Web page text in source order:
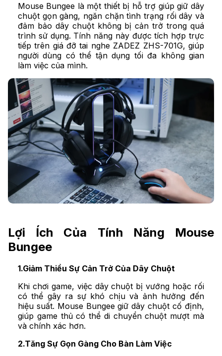
Mouse Bungee là một thiết bị hỗ trợ giúp giữ dây
chuột gọn gàng, ngăn chặn tình trạng rối dây và
đảm bảo dây chuột không bị cản trở trong quá
trình sử dụng. Tính năng này được tích hợp trực
tiếp trên giá đỡ tai nghe ZADEZ ZHS-701G, giúp
người dùng có thể tận dụng tối đa không gian
làm việc của mình.
Lợi Ích Của Tính Năng Mouse
Bungee
1.Giảm Thiểu Sự Cản Trở Của Dây Chuột
Khi chơi game, việc dây chuột bị vướng hoặc rối
có thể gây ra sự khó chịu và ảnh hưởng đến
hiệu suất. Mouse Bungee giữ dây chuột cố định,
giúp game thủ có thể di chuyển chuột mượt mà
và chính xác hơn.
2.Tăng Sự Gọn Gàng Cho Bàn Làm Việc